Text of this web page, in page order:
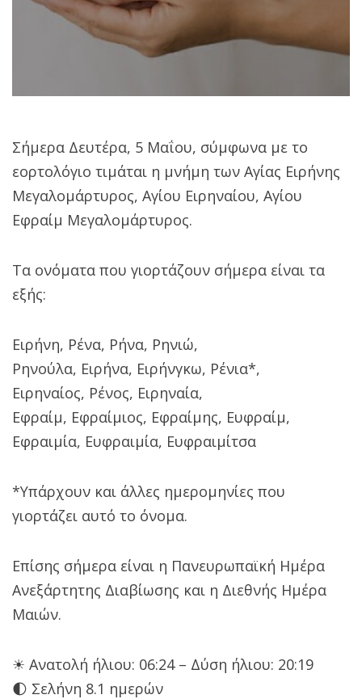
Σήμερα Δευτέρα, 5 Μαΐου, σύμφωνα με το
εορτολόγιο τιμάται η μνήμη των Αγίας Ειρήνης
Μεγαλομάρτυρος, Αγίου Ειρηναίου, Αγίου
Εφραίμ Μεγαλομάρτυρος.
Τα ονόματα που γιορτάζουν σήμερα είναι τα
εξής:
Ειρήνη, Ρένα, Ρήνα, Ρηνιώ,
Ρηνούλα, Ειρήνα, Ειρήνγκω, Ρένια*,
Ειρηναίος, Ρένος, Ειρηναία,
Εφραίμ, Εφραίμιος, Εφραίμης, Ευφραίμ,
Εφραιμία, Ευφραιμία, Ευφραιμίτσα
*Υπάρχουν και άλλες ημερομηνίες που
γιορτάζει αυτό το όνομα.
Επίσης σήμερα είναι η Πανευρωπαϊκή Ημέρα
Ανεξάρτητης Διαβίωσης και η Διεθνής Ημέρα
Μαιών.
☀ Ανατολή ήλιου: 06:24 – Δύση ήλιου: 20:19
🌓 Σελήνη 8.1 ημερών